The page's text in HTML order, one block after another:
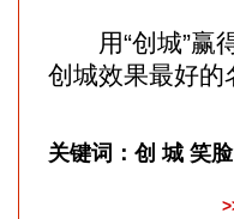
用“创城”赢得
创城效果最好的
关键词： 创 城 笑